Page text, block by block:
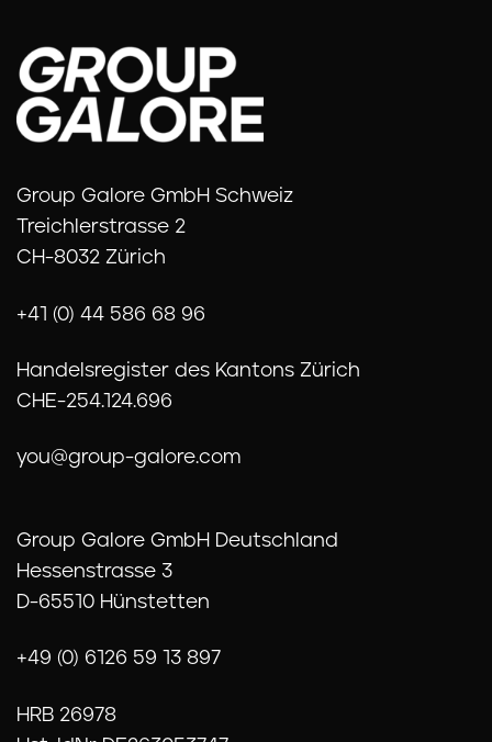
Group Galore GmbH Schweiz
Treichlerstrasse 2
CH-8032 Zürich
+41 (0) 44 586 68 96
Handelsregister des Kantons Zürich
CHE-254.124.696
you@group-galore.com
Group Galore GmbH Deutschland
Hessenstrasse 3
D-65510 Hünstetten
+49 (0) 6126 59 13 897
HRB 26978